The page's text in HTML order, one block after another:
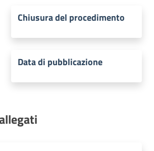
Chiusura del procedimento
Data di pubblicazione